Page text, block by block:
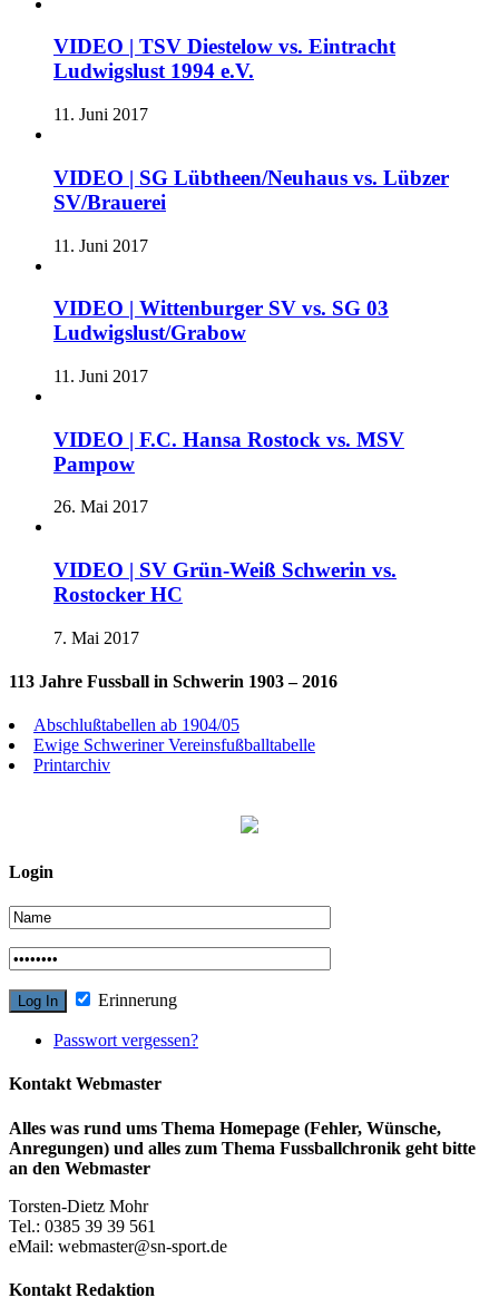
VIDEO | TSV Diestelow vs. Eintracht
Ludwigslust 1994 e.V.
11. Juni 2017
VIDEO | SG Lübtheen/Neuhaus vs. Lübzer
SV/Brauerei
11. Juni 2017
VIDEO | Wittenburger SV vs. SG 03
Ludwigslust/Grabow
11. Juni 2017
VIDEO | F.C. Hansa Rostock vs. MSV
Pampow
26. Mai 2017
VIDEO | SV Grün-Weiß Schwerin vs.
Rostocker HC
7. Mai 2017
113 Jahre Fussball in Schwerin 1903 – 2016
Abschlußtabellen ab 1904/05
Ewige Schweriner Vereinsfußballtabelle
Printarchiv
Login
Erinnerung
Passwort vergessen?
Kontakt Webmaster
Alles was rund ums Thema Homepage (Fehler, Wünsche,
Anregungen) und alles zum Thema Fussballchronik geht bitte
an den Webmaster
Torsten-Dietz Mohr
Tel.: 0385 39 39 561
eMail: webmaster@sn-sport.de
Kontakt Redaktion